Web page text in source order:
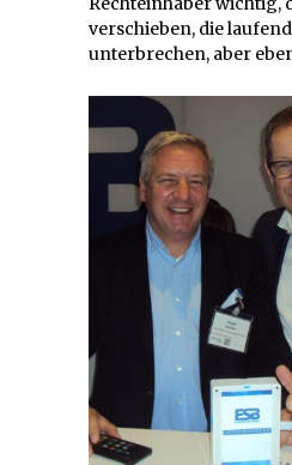
verschieben, die
unterbrechen, aber